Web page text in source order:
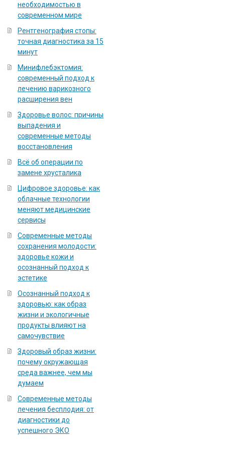
необходимостью в
современном мире
Рентгенография стопы:
точная диагностика за 15
минут
Минифлебэктомия:
современный подход к
лечению варикозного
расширения вен
Здоровье волос: причины
выпадения и
современные методы
восстановления
Всё об операции по
замене хрусталика
Цифровое здоровье: как
облачные технологии
меняют медицинские
сервисы
Современные методы
сохранения молодости:
здоровье кожи и
осознанный подход к
эстетике
Осознанный подход к
здоровью: как образ
жизни и экологичные
продукты влияют на
самочувствие
Здоровый образ жизни:
почему окружающая
среда важнее, чем мы
думаем
Современные методы
лечения бесплодия: от
диагностики до
успешного ЭКО